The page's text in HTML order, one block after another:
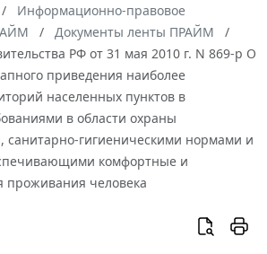
Информационно-правовое
Документы ленты ПРАЙМ
РФ от 31 мая 2010 г. N 869-р О
приведения наиболее
населенных пунктов в
в области охраны
гигиеническими нормами и
комфортные и
проживания человека